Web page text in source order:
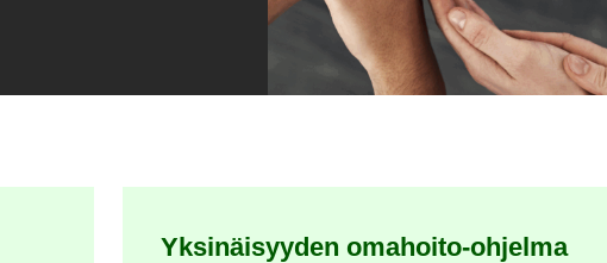
Yksinäisyyden omahoito-ohjelma